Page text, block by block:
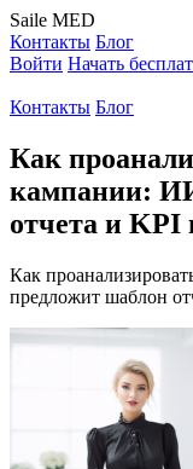
Saile MED
Контакты Блог
Войти Начать
Контакты Блог
Как
кампании:
отчета и KPI
Как
предложит шаблон